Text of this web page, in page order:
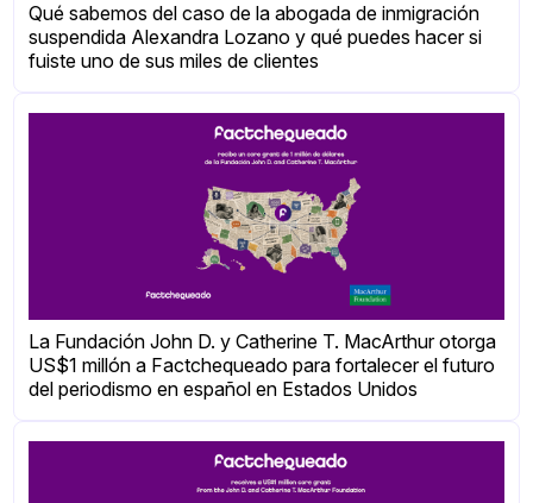
Qué sabemos del caso de la abogada de inmigración
suspendida Alexandra Lozano y qué puedes hacer si
fuiste uno de sus miles de clientes
La Fundación John D. y Catherine T. MacArthur otorga
US$1 millón a Factchequeado para fortalecer el futuro
del periodismo en español en Estados Unidos